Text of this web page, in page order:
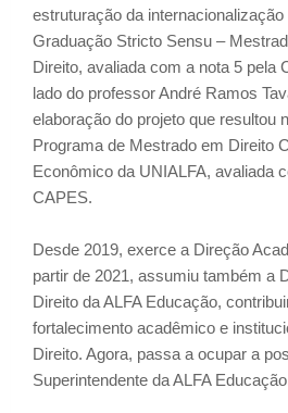
estruturação da
Graduação Stricto Sensu –
Direito, avaliada com a nota 5 pela
lado do professor André Ramos
elaboração do projeto que resultou
Programa de Mestrado em Direito
Econômico da UNIALFA, avaliada
CAPES.
Desde 2019, exerce a Direção
partir de 2021, assumiu também a
Direito da ALFA Educação,
fortalecimento acadêmico e
Direito. Agora, passa a ocupar a
Superintendente da ALFA